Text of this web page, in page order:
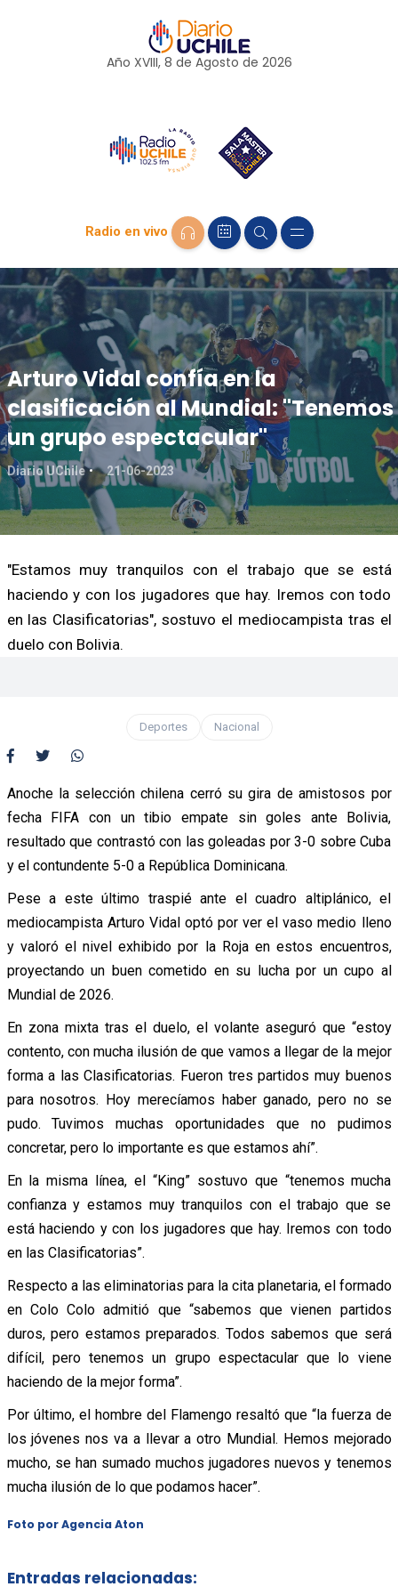
Año XVIII, 8 de Agosto de 2026
Radio en vivo
Arturo Vidal confía en la
clasificación al Mundial: "Tenemos
un grupo espectacular"
Diario UChile 21-06-2023
"Estamos muy tranquilos con el trabajo que se está
haciendo y con los jugadores que hay. Iremos con todo
en las Clasificatorias", sostuvo el mediocampista tras el
duelo con Bolivia.
Deportes Nacional
Anoche la selección chilena cerró su gira de amistosos por
fecha FIFA con un tibio empate sin goles ante Bolivia,
resultado que contrastó con las goleadas por 3-0 sobre Cuba
y el contundente 5-0 a República Dominicana.
Pese a este último traspié ante el cuadro altiplánico, el
mediocampista Arturo Vidal optó por ver el vaso medio lleno
y valoró el nivel exhibido por la Roja en estos encuentros,
proyectando un buen cometido en su lucha por un cupo al
Mundial de 2026.
En zona mixta tras el duelo, el volante aseguró que “estoy
contento, con mucha ilusión de que vamos a llegar de la mejor
forma a las Clasificatorias. Fueron tres partidos muy buenos
para nosotros. Hoy merecíamos haber ganado, pero no se
pudo. Tuvimos muchas oportunidades que no pudimos
concretar, pero lo importante es que estamos ahí”.
En la misma línea, el “King” sostuvo que “tenemos mucha
confianza y estamos muy tranquilos con el trabajo que se
está haciendo y con los jugadores que hay. Iremos con todo
en las Clasificatorias”.
Respecto a las eliminatorias para la cita planetaria, el formado
en Colo Colo admitió que “sabemos que vienen partidos
duros, pero estamos preparados. Todos sabemos que será
difícil, pero tenemos un grupo espectacular que lo viene
haciendo de la mejor forma”.
Por último, el hombre del Flamengo resaltó que “la fuerza de
los jóvenes nos va a llevar a otro Mundial. Hemos mejorado
mucho, se han sumado muchos jugadores nuevos y tenemos
mucha ilusión de lo que podamos hacer”.
Foto por Agencia Aton
Entradas relacionadas: